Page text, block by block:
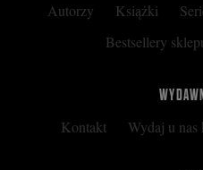
Autorzy Książki
Bestsellery
Kontakt Wydaj u nas